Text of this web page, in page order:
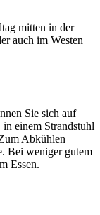
mitten in der
auch im Westen
Sie sich auf
in einem Strandstuhl
Abkühlen
Bei weniger gutem
Essen.